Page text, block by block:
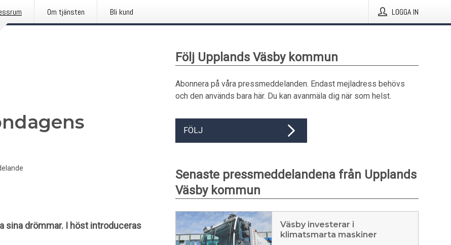
Om tjänsten Bli kund LOGGA IN
sina drömmar. I höst introduceras
Följ Upplands Väsby kommun
Abonnera på våra pressmeddelanden. Endast mejladress behövs
och den används bara här. Du kan avanmäla dig när som helst.
FÖLJ
Senaste pressmeddelandena från Upplands
Väsby kommun
Väsby investerar i
klimatsmarta maskiner